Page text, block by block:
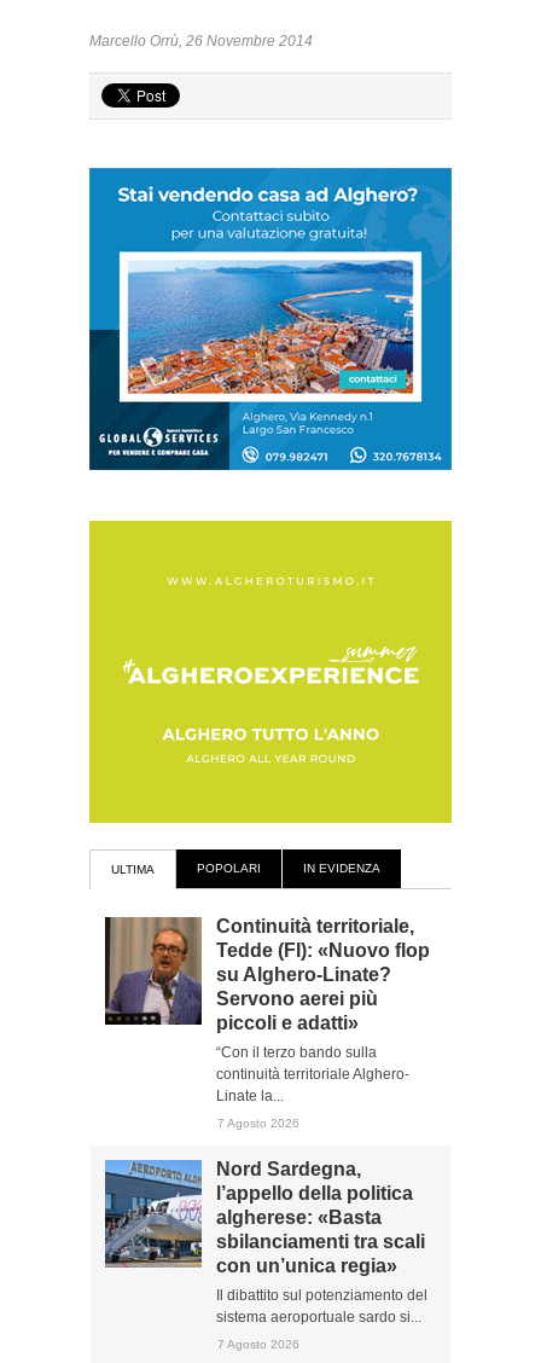
Marcello Orrù, 26 Novembre 2014
ULTIMA POPOLARI IN EVIDENZA
Continuità territoriale,
Tedde (FI): «Nuovo flop
su Alghero-Linate?
Servono aerei più
piccoli e adatti»
“Con il terzo bando sulla
continuità territoriale Alghero-
Linate la...
7 Agosto 2026
Nord Sardegna,
l’appello della politica
algherese: «Basta
sbilanciamenti tra scali
con un’unica regia»
Il dibattito sul potenziamento del
sistema aeroportuale sardo si...
7 Agosto 2026